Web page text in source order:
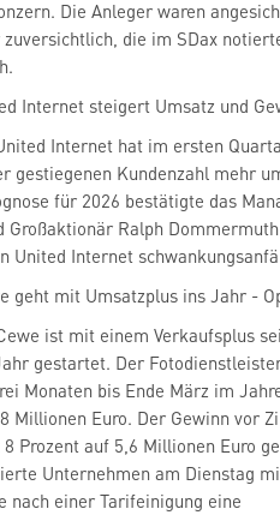
Die Anleger waren
die im SDax
Internet steigert Umsatz und
Internet hat im ersten
gestiegenen Kundenzahl mehr
für 2026 bestätigte das
Großaktionär Ralph
United Internet
geht mit Umsatzplus ins Jahr -
ist mit einem Verkaufsplus
gestartet. Der
Monaten bis Ende März im
Millionen Euro. Der Gewinn vor
8 Prozent auf 5,6 Millionen Euro
Unternehmen am Dienstag
nach einer Tarifeinigung eine